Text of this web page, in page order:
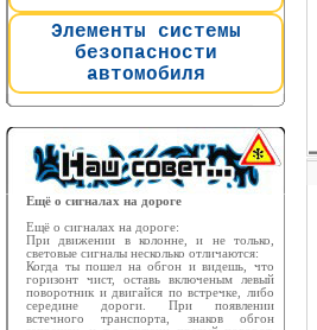
Элементы системы
безопасности
автомобиля
Ещё о сигналах на дороге
Ещё о сигналах на дороге:
При движении в колонне, и не только,
световые сигналы несколько отличаются:
Когда ты пошел на обгон и видешь, что
горизонт чист, оставь включеным левый
поворотник и двигайся по встречке, либо
середине дороги. При появлении
встечного транспорта, знаков обгон